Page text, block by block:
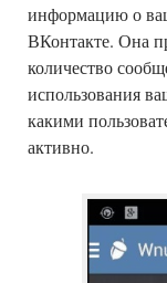
информацию о
ВКонтакте. Она
количество
использования
какими
активно.